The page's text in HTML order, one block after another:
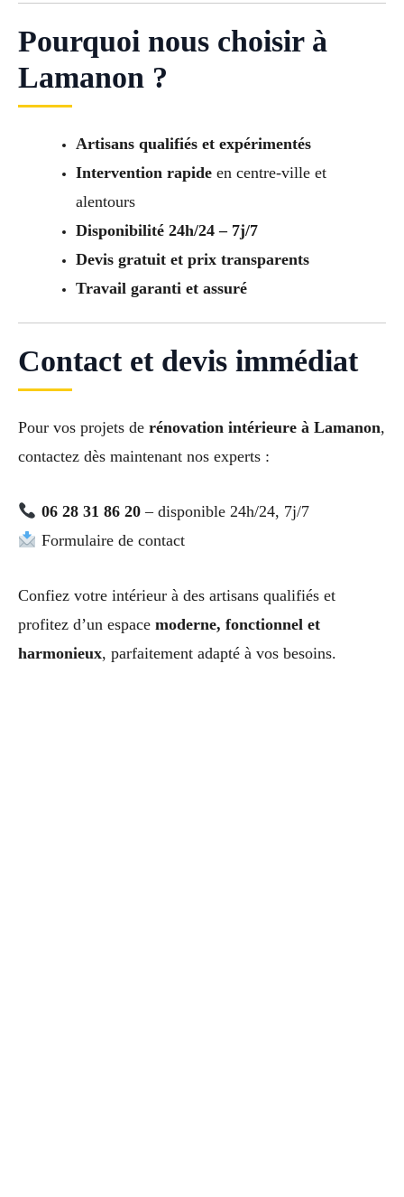
Pourquoi nous choisir à
Lamanon ?
Artisans qualifiés et expérimentés
Intervention rapideen centre-ville et
alentours
Disponibilité 24h/24 – 7j/7
Devis gratuit et prix transparents
Travail garanti et assuré
Contact et devis immédiat
Pour vos projets de rénovation intérieure à Lamanon,
contactez dès maintenant nos experts :
06 28 31 86 20– disponible 24h/24, 7j/7
Formulaire de contact
Confiez votre intérieur à des artisans qualifiés et
profitez d’un espace moderne, fonctionnel et
harmonieux, parfaitement adapté à vos besoins.